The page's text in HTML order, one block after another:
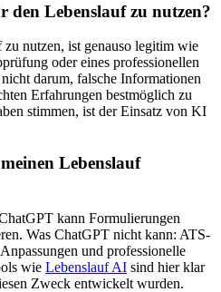
Lebenslauf zu nutzen?
nutzen, ist genauso legitim wie
oder eines professionellen
darum, falsche Informationen
Erfahrungen bestmöglich zu
stimmen, ist der Einsatz von KI
Lebenslauf
kann Formulierungen
Was ChatGPT nicht kann: ATS-
und professionelle
wie Lebenslauf AI sind hier klar
Zweck entwickelt wurden.